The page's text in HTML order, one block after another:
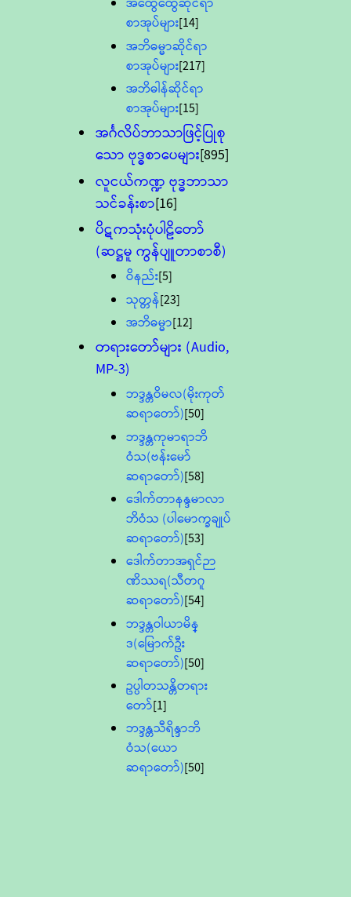
စာအုပ်များ[14]
အဘိဓမ္မာဆိုင်ရာ
စာအုပ်များ[217]
အဘိဓါန်ဆိုင်ရာ
စာအုပ်များ[15]
အင်္ဂလိပ်ဘာသာဖြင့်ပြုစု
သော ဗုဒ္ဓစာပေများ[895]
လူငယ်ကဏ္ဍ ဗုဒ္ဓဘာသာ
သင်ခန်းစာ[16]
ပိဋကသုံးပုံပါဠိတော်
(ဆဋ္ဌမူ ကွန်ပျူတာစာစီ)
ဝိနည်း[5]
သုတ္တန်[23]
အဘိဓမ္မာ[12]
တရားတော်များ (Audio,
MP-3)
ဘဒ္ဒန္တဝိမလ(မိုးကုတ်
ဆရာတော်)[50]
ဘဒ္ဒန္တကုမာရာဘိ
ဝံသ(ဗန်းမော်
ဆရာတော်)[58]
ဒေါက်တာနန္ဒမာလာ
ဘိဝံသ (ပါမောက္ခချုပ်
ဆရာတော်)[53]
ဒေါက်တာအရှင်ဉာ
ဏိဿရ(သီတဂူ
ဆရာတော်)[54]
ဘဒ္ဒန္တဝါယာမိန္
ဒ(မြောက်ဦး
ဆရာတော်)[50]
ဥပ္ပါတသန္တိတရား
တော်[1]
ဘဒ္ဒန္တသီရိန္ဒာဘိ
ဝံသ(ယော
ဆရာတော်)[50]